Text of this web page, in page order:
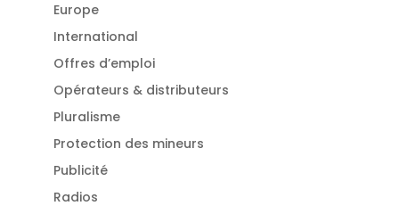
Europe
International
Offres d’emploi
Opérateurs & distributeurs
Pluralisme
Protection des mineurs
Publicité
Radios